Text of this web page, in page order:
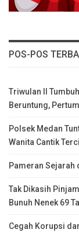
POS-POS
Triwulan II
Beruntung,
Polsek Medan
Wanita Cantik
Pameran Sejarah
Tak Dikasih
Bunuh Nenek 69
Cegah Korupsi